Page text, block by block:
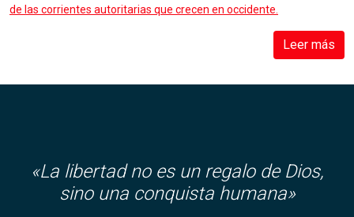
de las corrientes autoritarias que crecen en occidente.
Leer más
«La libertad no es un regalo de Dios,
sino una conquista humana»